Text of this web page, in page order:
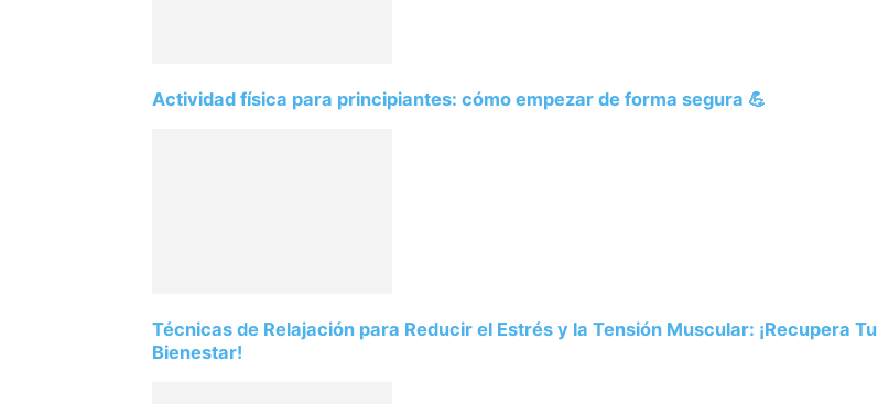
Actividad física para principiantes: cómo empezar de forma segura 💪
Técnicas de Relajación para Reducir el Estrés y la Tensión Muscular: ¡Recupera Tu
Bienestar!